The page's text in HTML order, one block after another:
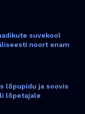
suvekool
noort enam
lõpupidu ja soovis
lõpetajale